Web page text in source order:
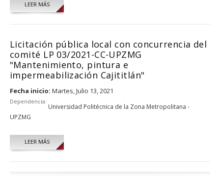
LEER MÁS
Licitación pública local con concurrencia del
comité LP 03/2021-CC-UPZMG
"Mantenimiento, pintura e
impermeabilización Cajititlán"
Fecha inicio: Martes, Julio 13, 2021
Dependencia:
Universidad Politécnica de la Zona Metropolitana -
UPZMG
LEER MÁS